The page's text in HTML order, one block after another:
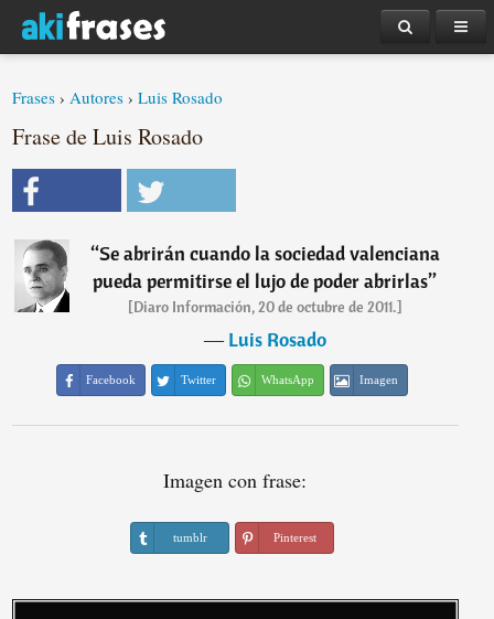
Frases ›Autores ›Luis Rosado
Frase de Luis Rosado
“Se abrirán cuando la sociedad valenciana
pueda permitirse el lujo de poder abrirlas”
[Diaro Información, 20 de octubre de 2011.]
―Luis Rosado
Facebook Twitter WhatsApp Imagen
Imagen con frase:
tumblr Pinterest